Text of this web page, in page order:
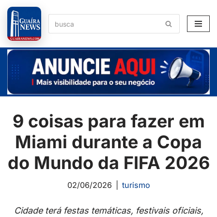
Pular
para
o
conteúdo
9 coisas para fazer em
Miami durante a Copa
do Mundo da FIFA 2026
02/06/2026 turismo
Cidade terá festas temáticas, festivais oficiais,